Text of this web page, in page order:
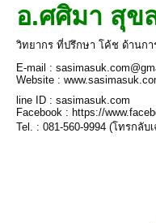
อ.ศศิมา สุข
วิทยากร ที่ปรึกษา โค้ช ด้านก
E-mail :
Website :
line ID : sasimasuk.com
Facebook : https://
Tel. : 081-560-9994 (โทรกลั